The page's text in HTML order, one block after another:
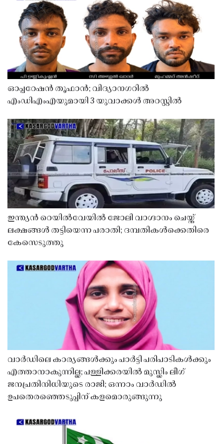
ഓപ്പറേഷൻ തൂഫാൻ; വിദ്യാനഗറിൽ
എംഡിഎംഎയുമായി 3 യുവാക്കൾ അറസ്റ്റിൽ
ഇന്ത്യൻ റെയിൽവേയിൽ ജോലി വാഗ്ദാനം ചെയ്ത്
ലക്ഷങ്ങൾ തട്ടിയെന്ന പരാതി; ദമ്പതികൾക്കെതിരെ
കേസെടുത്തു
വാർഡിലെ കാര്യങ്ങൾക്കും പാർട്ടി പരിപാടികൾക്കും
എത്താനാകുന്നില്ല; പള്ളിക്കരയിൽ മുസ്ലിം ലീഗ്
ജനപ്രതിനിധിയുടെ രാജി; ഒന്നാം വാർഡിൽ
ഉപതെരഞ്ഞെടുപ്പിന് കളമൊരുങ്ങുന്നു